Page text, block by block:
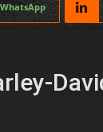
WhatsApp